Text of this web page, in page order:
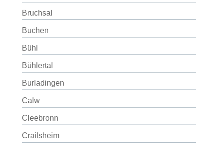
Bruchsal
Buchen
Bühl
Bühlertal
Burladingen
Calw
Cleebronn
Crailsheim